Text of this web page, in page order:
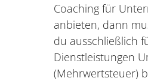
Coaching für
anbieten, dann
du ausschließlich
Dienstleistungen
(Mehrwertsteuer)